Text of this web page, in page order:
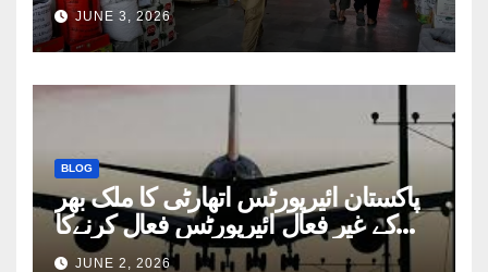
JUNE 3, 2026
BLOG
پاکستان ائیرپورٹس اتھارٹی کا ملک بھر
کے غیر فعال ائیرپورٹس فعال کرنےکا
فیصلہ
JUNE 2, 2026